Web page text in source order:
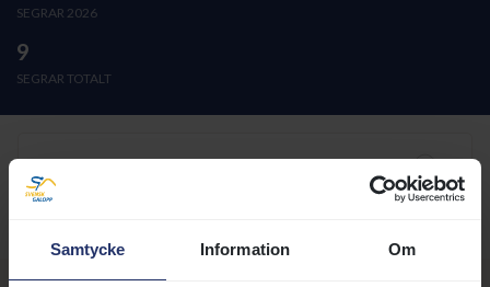
Samtycke Information Om
SEGRAR 2026
9
SEGRAR TOTALT
TURKOS;vita,mblå stjärnor;vit
Visa sektion: